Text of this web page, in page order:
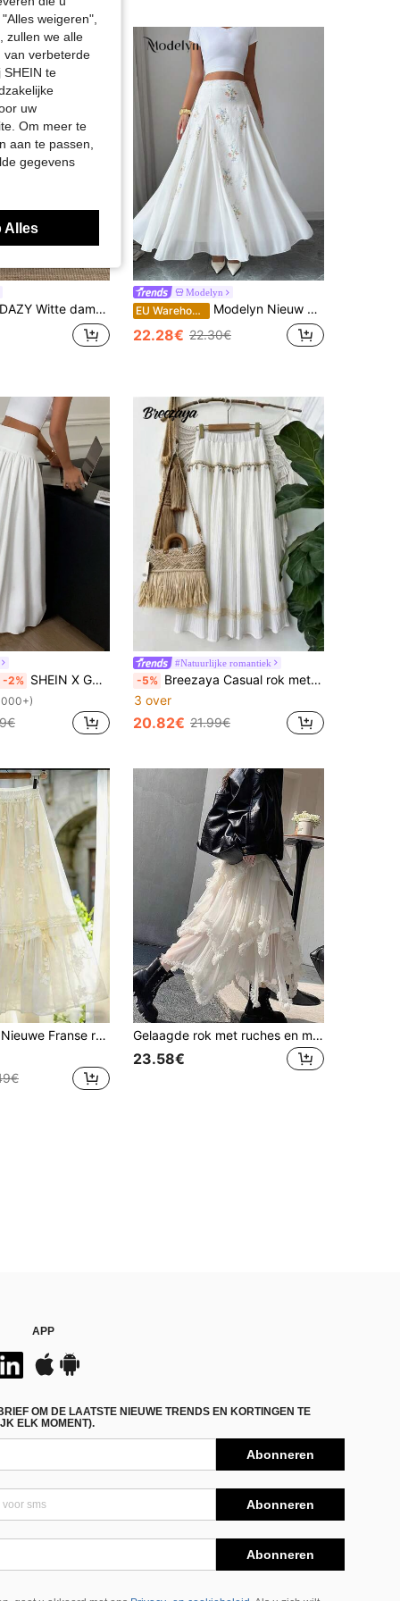
DAZY Witte damesrok met kanten patchwork in balletstijl, witte boho-rok
Modelyn
EU Warehouse Modelyn Nieuw binnen: romantische witte patchworkrok voor dames
22.28€ 22.30€
-2% SHEIN X GALILEA Serisse Lange, effen witte damesrok met elastische taille en hoge taille, geschikt voor de winter, herfst, uitgaan, schoolfeesten, afstuderen, of als casual rok voor werk of woon-werkverkeer in de lente.
#Natuurlijke romantiek
-5% Breezaya Casual rok met kwastjes, perfect voor de zomervakantie.
3 over
20.82€ 21.99€
patchwork en kant, A-lijn model, abrikooskleurig, landelijke, zachte stijl, geschikt voor dates, vakanties en dagelijks gebruik, lente/zomer
Gelaagde rok met ruches en mesh patchwork design, A-lijn rok met pofmouwen voor dames, lente wit
23.58€
APP
OM DE LAATSTE NIEUWE TRENDS EN KORTINGEN TE
ELK MOMENT).
Abonneren
Abonneren
Abonneren
weigeren",
zullen we alle
van verbeterde
te
uw
Om meer te
aan te passen,
gegevens
Alles